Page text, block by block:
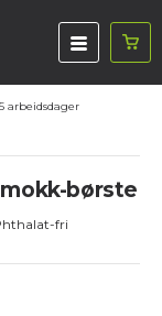
arbeidsdager
børste
fri